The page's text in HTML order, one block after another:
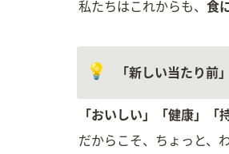
私たちはこれからも、 食
💡 「新しい当たり前
「おいしい」「健康」「
だからこそ、ちょっと、